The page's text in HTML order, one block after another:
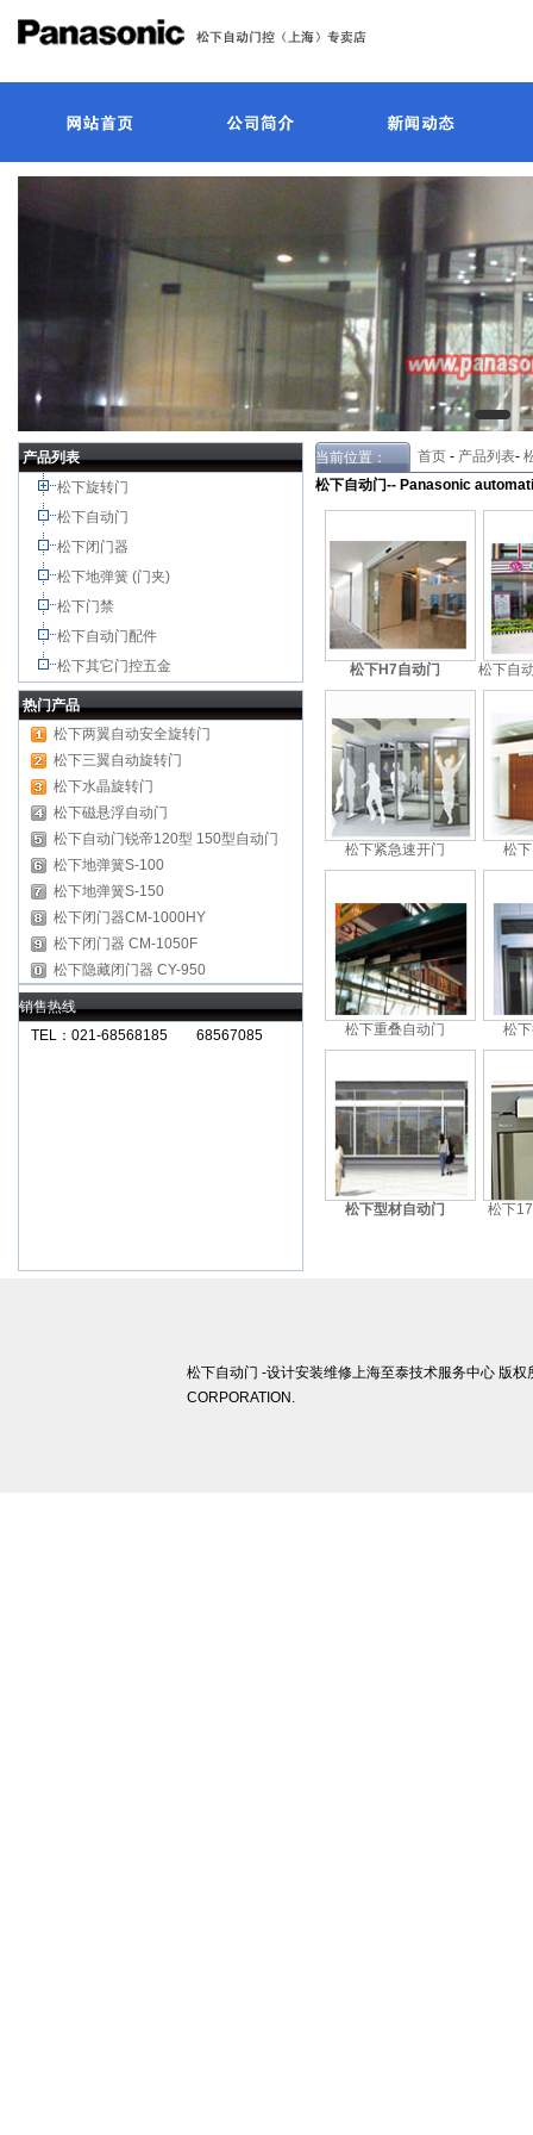
产品列表
松下旋转门
松下自动门
松下闭门器
松下地弹簧 (门夹)
松下门禁
松下自动门配件
松下其它门控五金
热门产品
松下两翼自动安全旋转门
松下三翼自动旋转门
松下水晶旋转门
松下磁悬浮自动门
松下自动门锐帝120型 150型自动门
松下地弹簧S-100
松下地弹簧S-150
松下闭门器CM-1000HY
松下闭门器 CM-1050F
松下隐藏闭门器 CY-950
销售热线
TEL：021-68568185 68567085
当前位置： 首页 - 产品列表-
松下自动门-- Panasonic
松下H7自动门 松下自
松下紧急速开门 松
松下重叠自动门 松
松下型材自动门 松下
松下自动门 -设计安装维修上海至泰技术服务中心 版
CORPORATION.